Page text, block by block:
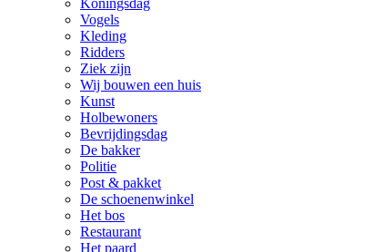
Koningsdag
Vogels
Kleding
Ridders
Ziek zijn
Wij bouwen een huis
Kunst
Holbewoners
Bevrijdingsdag
De bakker
Politie
Post & pakket
De schoenenwinkel
Het bos
Restaurant
Het paard